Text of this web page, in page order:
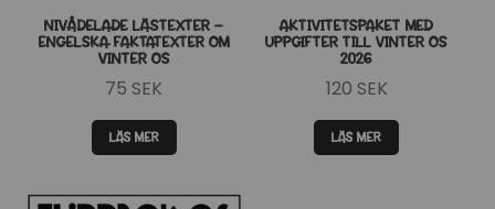
NIVÅDELADE LÄSTEXTER –
ENGELSKA FAKTATEXTER OM
VINTER OS
75 SEK
LÄS MER
AKTIVITETSPAKET MED
UPPGIFTER TILL VINTER OS
2026
120 SEK
LÄS MER